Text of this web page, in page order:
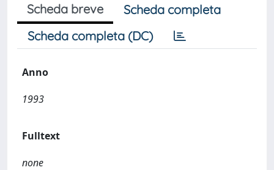
Scheda breve
Scheda completa
Scheda completa (DC)
Anno
1993
Fulltext
none